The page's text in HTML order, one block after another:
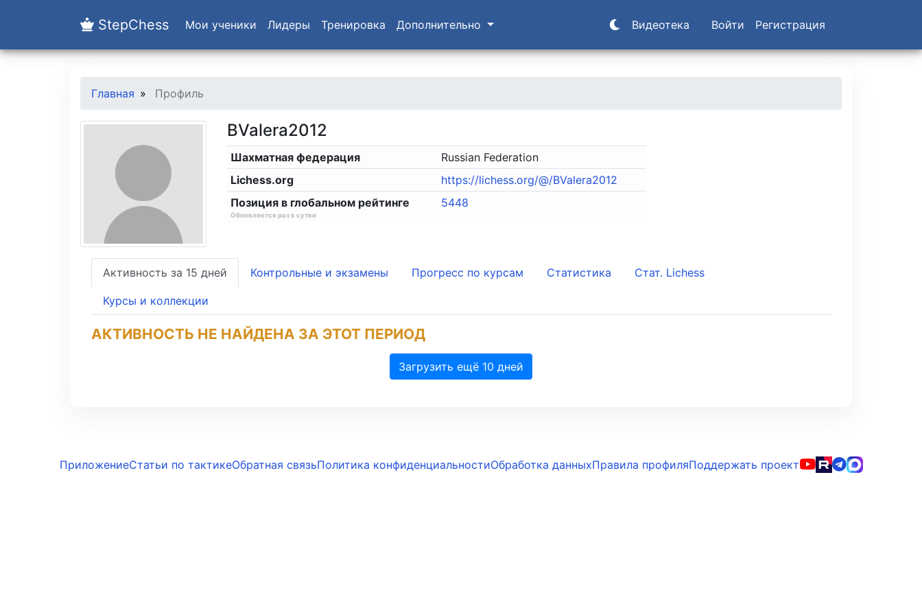
StepChess Мои ученики Лидеры Тренировка Дополнительно Видеотека Войти Регистрация
Главная Профиль
BValera2012
Шахматная федерация
Russian Federation
Lichess.org
https://lichess.org/@/BValera2012
Позиция в глобальном рейтинге
Обновляется раз в сутки
5448
Активность за 15 дней Контрольные и экзамены Прогресс по курсам Статистика Стат. Lichess
Курсы и коллекции
АКТИВНОСТЬ НЕ НАЙДЕНА ЗА ЭТОТ ПЕРИОД
Загрузить ещё 10 дней
ПриложениеСтатьи по тактикеОбратная связьПолитика конфиденциальностиОбработка данныхПравила профиляПоддержать проект